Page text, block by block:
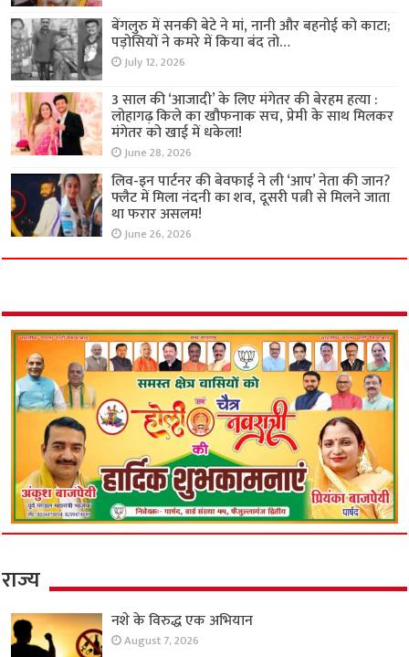
बेंगलुरु में सनकी बेटे ने मां, नानी और बहनोई को काटा;
पड़ोसियों ने कमरे में किया बंद तो…
July 12, 2026
3 साल की ‘आजादी’ के लिए मंगेतर की बेरहम हत्या :
लोहागढ़ किले का खौफनाक सच, प्रेमी के साथ मिलकर
मंगेतर को खाई में धकेला!
June 28, 2026
लिव-इन पार्टनर की बेवफाई ने ली ‘आप’ नेता की जान?
फ्लैट में मिला नंदनी का शव, दूसरी पत्नी से मिलने जाता
था फरार असलम!
June 26, 2026
राज्य
नशे के विरुद्ध एक अभियान
August 7, 2026